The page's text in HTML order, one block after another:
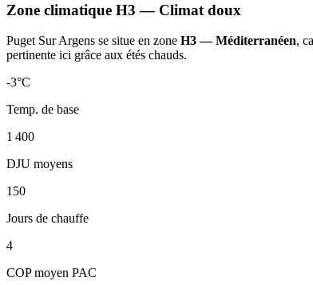
Zone climatique H3 — Climat doux
Puget Sur Argens se situe en zone H3 — Méditerranéen,
pertinente ici grâce aux étés chauds.
-3°C
Temp. de base
1 400
DJU moyens
150
Jours de chauffe
4
COP moyen PAC